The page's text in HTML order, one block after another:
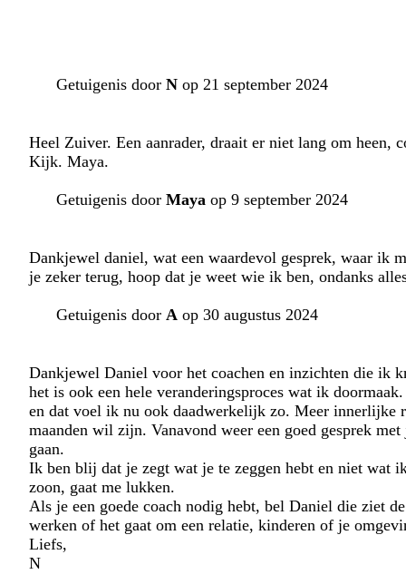
Getuigenis door N op 21 september 2024
Heel Zuiver. Een aanrader, draait er niet lang om
Kijk. Maya.
Getuigenis door Maya op 9 september 2024
Dankjewel daniel, wat een waardevol gesprek, waar ik
je zeker terug, hoop dat je weet wie ik ben, ondanks
Getuigenis door A op 30 augustus 2024
Dankjewel Daniel voor het coachen en inzichten die ik
het is ook een hele veranderingsproces wat ik
en dat voel ik nu ook daadwerkelijk zo. Meer
maanden wil zijn. Vanavond weer een goed gesprek
gaan.
Ik ben blij dat je zegt wat je te zeggen hebt en niet wat
zoon, gaat me lukken.
Als je een goede coach nodig hebt, bel Daniel die ziet
werken of het gaat om een relatie, kinderen of je
Liefs,
N